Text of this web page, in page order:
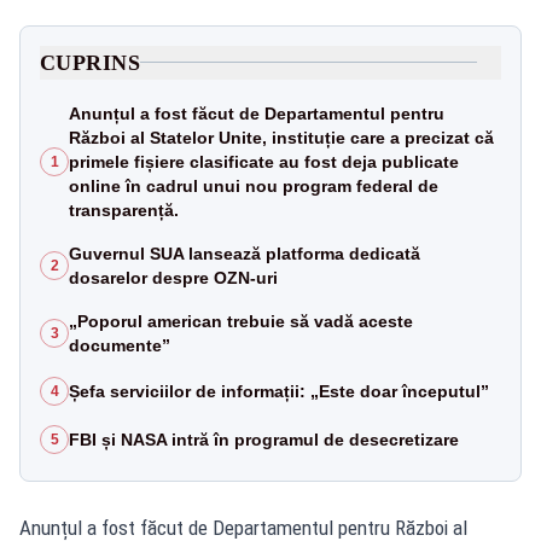
CUPRINS
1
Anunțul a fost făcut de Departamentul pentru
Război al Statelor Unite, instituție care a precizat că
primele fișiere clasificate au fost deja publicate
online în cadrul unui nou program federal de
transparență.
2
Guvernul SUA lansează platforma dedicată
dosarelor despre OZN-uri
3
„Poporul american trebuie să vadă aceste
documente”
4 Șefa serviciilor de informații: „Este doar începutul”
5 FBI și NASA intră în programul de desecretizare
Anunțul a fost făcut de Departamentul pentru Război al